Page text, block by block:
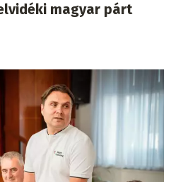
magyar párt